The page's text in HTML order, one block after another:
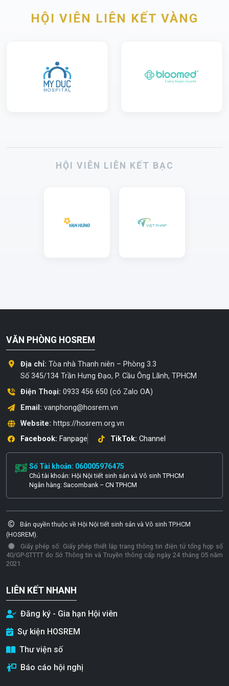
HỘI VIÊN LIÊN KẾT VÀNG
HỘI VIÊN LIÊN KẾT BẠC
VĂN PHÒNG HOSREM
Địa chỉ: Tòa nhà Thanh niên – Phòng 3.3
Số 345/134 Trần Hưng Đạo, P. Cầu Ông Lãnh, TPHCM
Điện Thoại: 0933 456 650 (có Zalo OA)
Email: vanphong@hosrem.vn
Website: https://hosrem.org.vn
Facebook: Fanpage TikTok: Channel
Số Tài khoản: 060005976475
Chủ tài khoản: Hội Nội tiết sinh sản và Vô sinh TPHCM
Ngân hàng: Sacombank – CN TPHCM
Bản quyền thuộc về Hội Nội tiết sinh sản và Vô sinh TP.HCM
(HOSREM).
Giấy phép số: Giấy phép thiết lập trang thông tin điện tử tổng hợp số
40/GP-STTTT do Sở Thông tin và Truyền thông cấp ngày 24 tháng 05 năm
2021.
LIÊN KẾT NHANH
Đăng ký - Gia hạn Hội viên
Sự kiện HOSREM
Thư viện số
Báo cáo hội nghị